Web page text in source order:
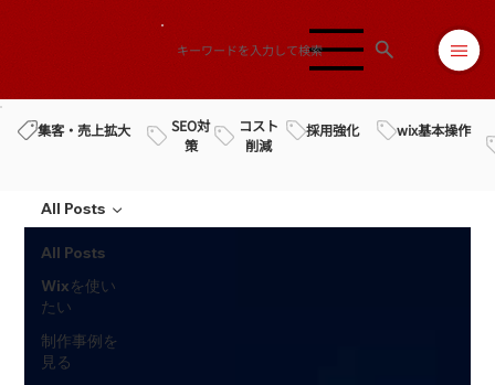
All Posts
Wixを使い
たい
制作事例を
見る
All Posts
集客・売上拡大
SEO対
策
コスト
削減
採用強化 wix基本操作